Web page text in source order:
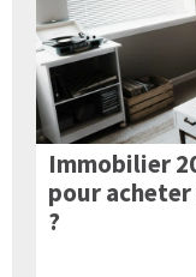
Immobilier
pour acheter
?